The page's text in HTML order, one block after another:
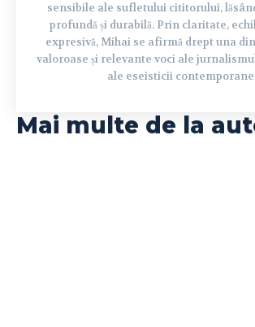
sensibile ale sufletului cititorului,
profundă și durabilă. Prin claritate,
expresivă, Mihai se afirmă drept una
valoroase și relevante voci ale
ale eseisticii
Mai multe de la